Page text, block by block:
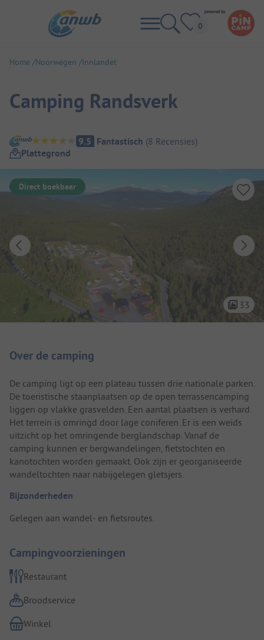
Home Noorwegen Innlandet
Camping Randsverk
Camping overzicht
9.5 Fantastisch (8 Recensies)
Plattegrond
Direct boekbaar
33
Over de camping
De camping ligt op een plateau tussen drie nationale parken.
De toeristische staanplaatsen op de open terrassencamping
liggen op vlakke grasvelden. Een aantal plaatsen is verhard.
Het terrein is omringd door lage coniferen. Er is een weids
uitzicht op het omringende berglandschap. Vanaf de
camping kunnen er bergwandelingen, fietstochten en
kanotochten worden gemaakt. Ook zijn er georganiseerde
wandeltochten naar nabijgelegen gletsjers.
Bijzonderheden
Gelegen aan wandel- en fietsroutes.
Campingvoorzieningen
Restaurant
Broodservice
Winkel